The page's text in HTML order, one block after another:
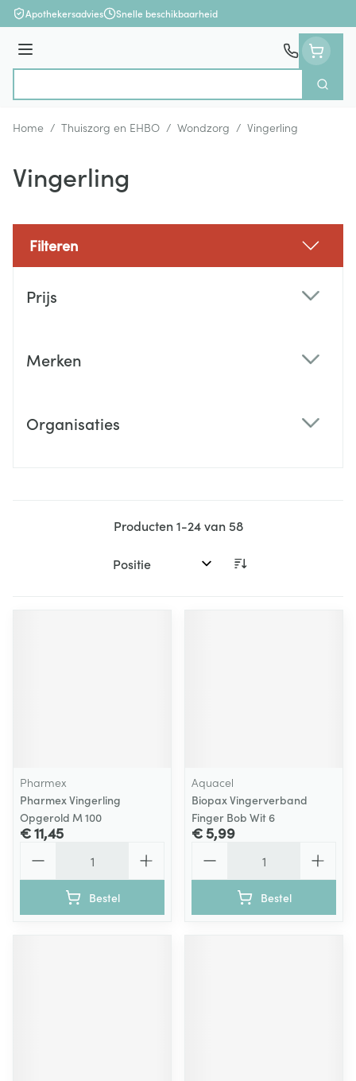
Ga naar de inhoud
Apothekersadvies Snelle beschikbaarheid
Menu
Zoek
Home / Thuiszorg en EHBO / Wondzorg / Vingerling
Vingerling
Filteren
Prijs
Merken
Organisaties
Producten1-24van58
Sorteer op:
Pharmex
Pharmex Vingerling
Opgerold M 100
€ 11,45
Bestel
Aquacel
Biopax Vingerverband
Finger Bob Wit 6
€ 5,99
Bestel